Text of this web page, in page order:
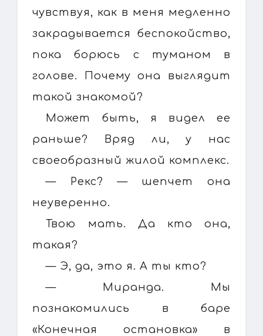
чувствуя, как в меня медленно
закрадывается беспокойство,
пока борюсь с туманом в
голове. Почему она выглядит
такой знакомой?
Может быть, я видел ее
раньше? Вряд ли, у нас
своеобразный жилой комплекс.
— Рекс? — шепчет она
неуверенно.
Твою мать. Да кто она,
такая?
— Э, да, это я. А ты кто?
— Миранда. Мы
познакомились в баре
«Конечная остановка» в